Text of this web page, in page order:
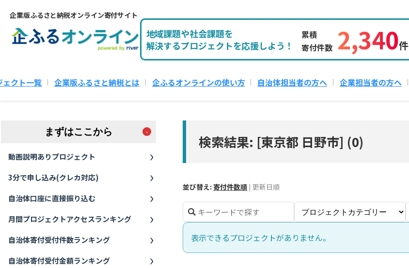
企業版ふるさと納税オンライン寄付サイト
地域課題や社会課題を
解決するプロジェクトを応援しよう！
累積
寄付件数 2,340件
ェクト一覧 企業版ふるさと納税とは 企ふるオンラインの使い方 自治体担当者の方へ 企業担当者の方へ
まずはここから
動画説明ありプロジェクト
3分で申し込み(クレカ対応)
自治体口座に直接振り込む
月間プロジェクトアクセスランキング
自治体寄付受付件数ランキング
自治体寄付受付金額ランキング
検索結果: [東京都 日野市] (0)
並び替え: 寄付件数順 | 更新日順
表示できるプロジェクトがありません。